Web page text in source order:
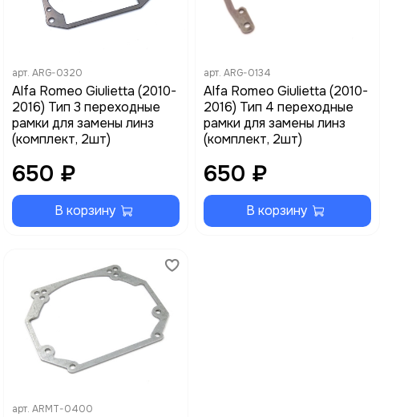
арт. ARG-0320
Alfa Romeo Giulietta (2010-
2016) Тип 3 переходные
рамки для замены линз
(комплект, 2шт)
650 ₽
В корзину
арт. ARG-0134
Alfa Romeo Giulietta (2010-
2016) Тип 4 переходные
рамки для замены линз
(комплект, 2шт)
650 ₽
В корзину
арт. ARMT-0400